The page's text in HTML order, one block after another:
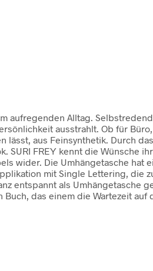
aufregenden Alltag.
ausstrahlt. Ob für
aus Feinsynthetik. Durch
FREY kennt die Wünsche
wider. Die Umhängetasche hat
mit Single Lettering, die
entspannt als Umhängetasche
das einem die Wartezeit auf